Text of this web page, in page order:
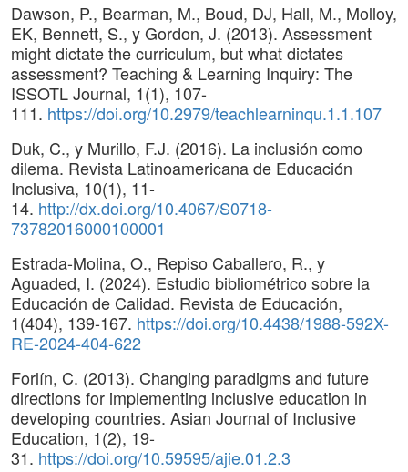
Dawson, P., Bearman, M., Boud, DJ, Hall, M., Molloy,
EK, Bennett, S., y Gordon, J. (2013). Assessment
might dictate the curriculum, but what dictates
assessment? Teaching & Learning Inquiry: The
ISSOTL Journal, 1(1), 107-
111. https://doi.org/10.2979/teachlearninqu.1.1.107
Duk, C., y Murillo, F.J. (2016). La inclusión como
dilema. Revista Latinoamericana de Educación
Inclusiva, 10(1), 11-
14. http://dx.doi.org/10.4067/S0718-
73782016000100001
Estrada-Molina, O., Repiso Caballero, R., y
Aguaded, I. (2024). Estudio bibliométrico sobre la
Educación de Calidad. Revista de Educación,
1(404), 139-167. https://doi.org/10.4438/1988-592X-
RE-2024-404-622
Forlín, C. (2013). Changing paradigms and future
directions for implementing inclusive education in
developing countries. Asian Journal of Inclusive
Education, 1(2), 19-
31. https://doi.org/10.59595/ajie.01.2.3